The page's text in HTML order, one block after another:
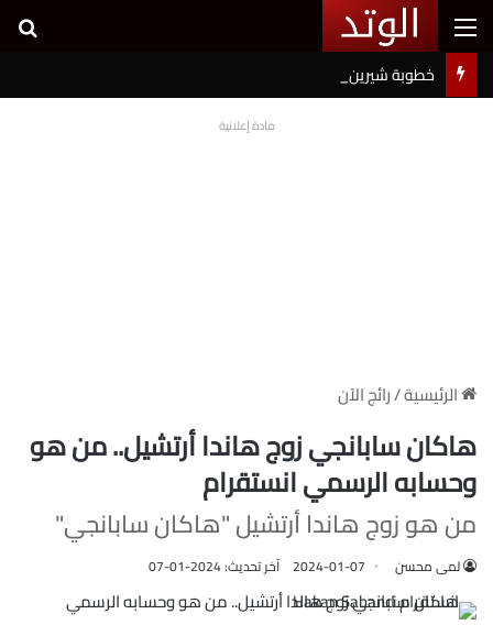
القائمة
مادة إعلانية
الرئيسية/رائج الآن
هاكان سابانجي زوج هاندا أرتشيل.. من هو
وحسابه الرسمي انستقرام
من هو زوج هاندا أرتشيل "هاكان سابانجي"
لمى محسن 2024-01-07 آخر تحديث: 2024-01-07